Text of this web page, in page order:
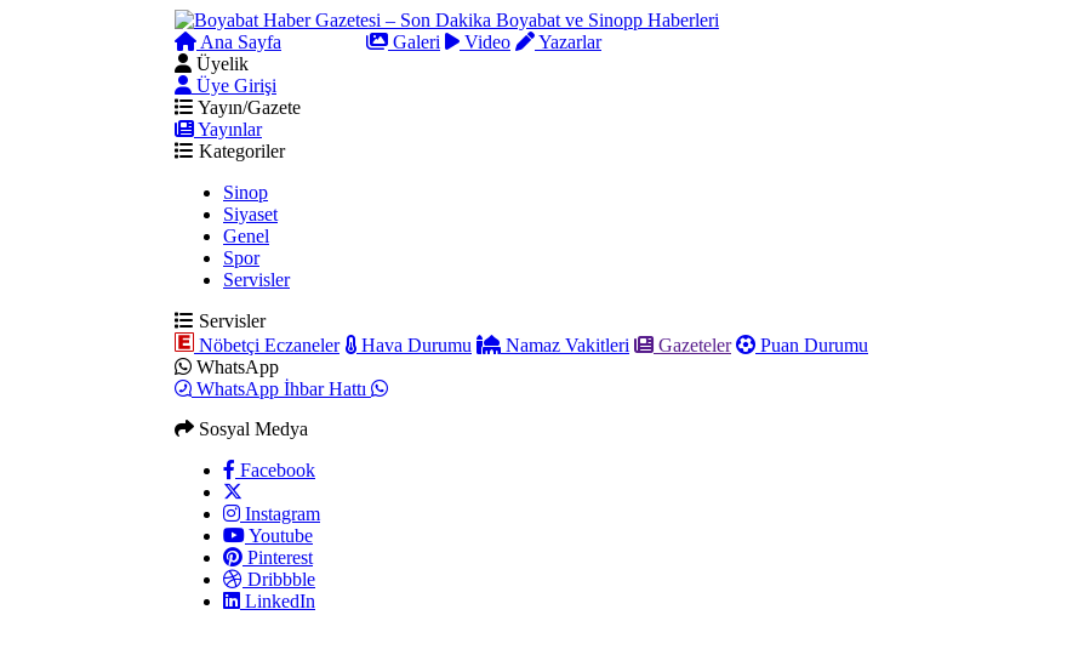
Ana Sayfa Galeri Video
Yazarlar
Üyelik
Üye Girişi
Yayın/Gazete
Yayınlar
Kategoriler
Sinop
Siyaset
Genel
Spor
Servisler
Servisler
Nöbetçi Eczaneler
Hava Durumu Namaz Vakitleri Gazeteler
Puan Durumu
WhatsApp
WhatsApp İhbar Hattı
Sosyal Medya
Facebook
Instagram
Youtube
Pinterest
Dribbble
LinkedIn